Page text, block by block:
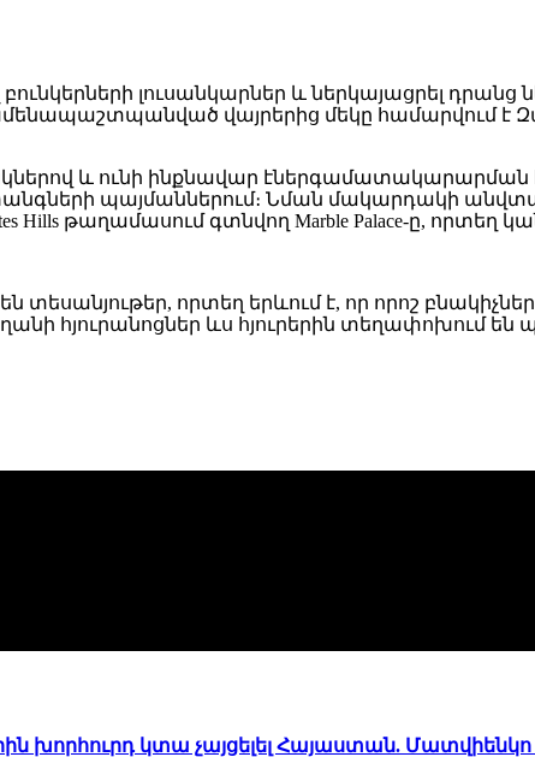
լուսանկարներ և ներկայացրել դրանց
վայրերից մեկը համարվում է
և ունի ինքնավար էներգամատակարարման
պայմաններում։ Նման մակարդակի
թաղամասում գտնվող Marble Palace-ը, որտեղ
որտեղ երևում է, որ որոշ
հյուրանոցներ ևս հյուրերին տեղափոխում
խորհուրդ կտա չայցելել Հայաստան. Մատվիենկո